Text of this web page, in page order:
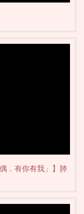
．有你有我」】肺